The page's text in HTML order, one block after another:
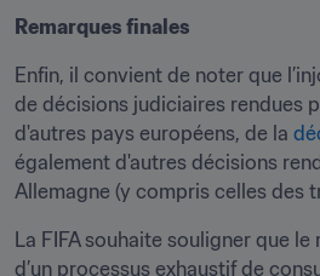
Remarques finales
Enfin, il convient de noter que
de décisions judiciaires rendues
d'autres pays européens, de la
également d'autres décisions
Allemagne (y compris celles des
La FIFA souhaite souligner que
d’un processus exhaustif de